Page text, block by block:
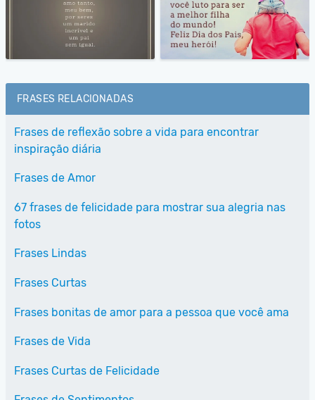
FRASES RELACIONADAS
Frases de reflexão sobre a vida para encontrar
inspiração diária
Frases de Amor
67 frases de felicidade para mostrar sua alegria nas
fotos
Frases Lindas
Frases Curtas
Frases bonitas de amor para a pessoa que você ama
Frases de Vida
Frases Curtas de Felicidade